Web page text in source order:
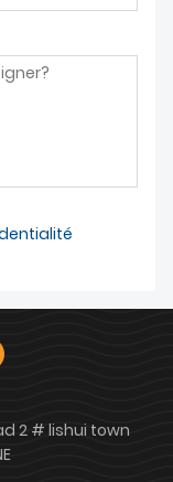
2 # lishui town